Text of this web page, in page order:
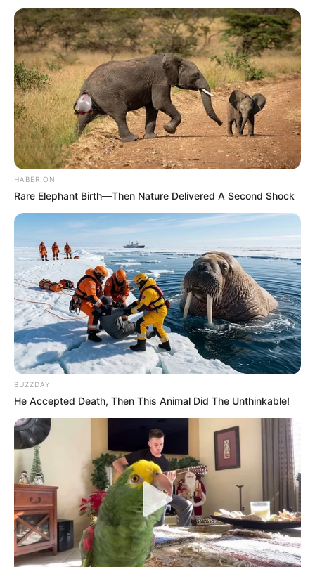
vereségre, a nyilatkozata mégis azt mutatja, hogy
legalább szavak szintjén próbál más hangnemet
behozni a magyar politikába.
Kapcsolódó cikkünk
HABERION
Rare Elephant Birth—Then Nature Delivered A Second Shock
BUZZDAY
He Accepted Death, Then This Animal Did The Unthinkable!